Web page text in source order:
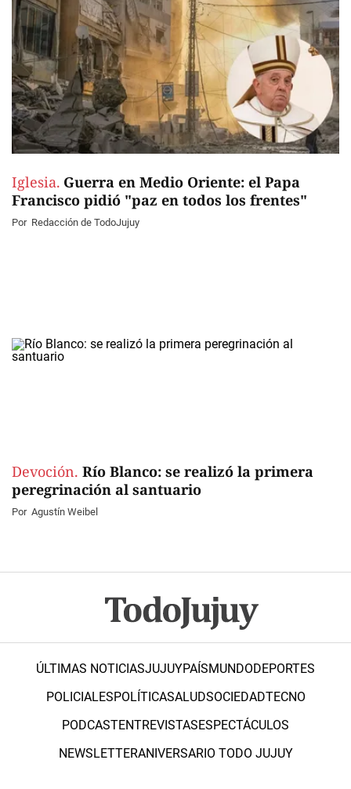
Iglesia. Guerra en Medio Oriente: el Papa
Francisco pidió "paz en todos los frentes"
Por Redacción de TodoJujuy
Devoción. Río Blanco: se realizó la primera
peregrinación al santuario
Por Agustín Weibel
ÚLTIMAS NOTICIASJUJUYPAÍSMUNDODEPORTES
POLICIALESPOLÍTICASALUDSOCIEDADTECNO
PODCASTENTREVISTASESPECTÁCULOS
NEWSLETTERANIVERSARIO TODO JUJUY